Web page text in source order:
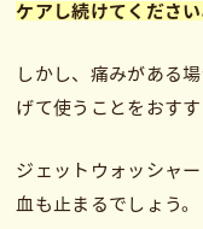
ケアし続けてください
しかし、痛みがある
げて使うことをおすす
ジェットウォッシャ
血も止まるでしょう。